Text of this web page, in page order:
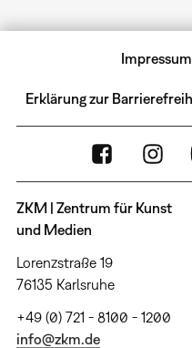
Impressum
Erklärung zur
ZKM | Zentrum für Kunst
und Medien
Lorenzstraße 19
76135 Karlsruhe
+49 (0) 721 - 8100 - 1200
info@zkm.de